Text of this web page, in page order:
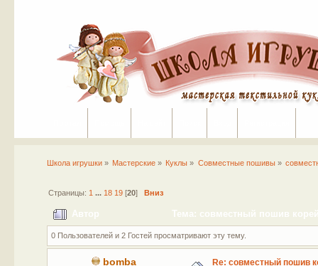
Школа игрушки» Мастерские » Куклы » Совместные пошивы»
Страницы: 1 ... 18 19[20] Вниз
Автор Тема: совместный пошив
0 Пользователей и 2 Гостей просматривают эту тему.
bomba Re: совместный пошив